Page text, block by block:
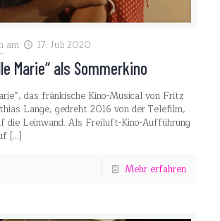
am 17. Juli 2020
Marie“ als Sommerkino
das fränkische Kino-Musical von Fritz
Lange, gedreht 2016 von der Telefilm,
die Leinwand. Als Freiluft-Kino-Aufführung
[…]
Mehr erfahren